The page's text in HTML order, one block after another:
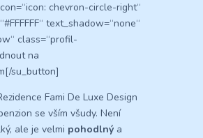
chevron-circle-right“
text_shadow=“none“
class=“profil-
na
su_button]
Fami De Luxe Design
se vším všudy. Není
ale je velmi pohodlný a